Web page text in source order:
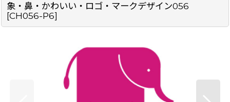
象・鼻・かわいい・ロゴ・マークデザイン056
[CH056-P6]